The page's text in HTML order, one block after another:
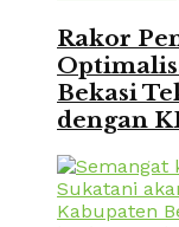
Rakor
Bekasi
dengan